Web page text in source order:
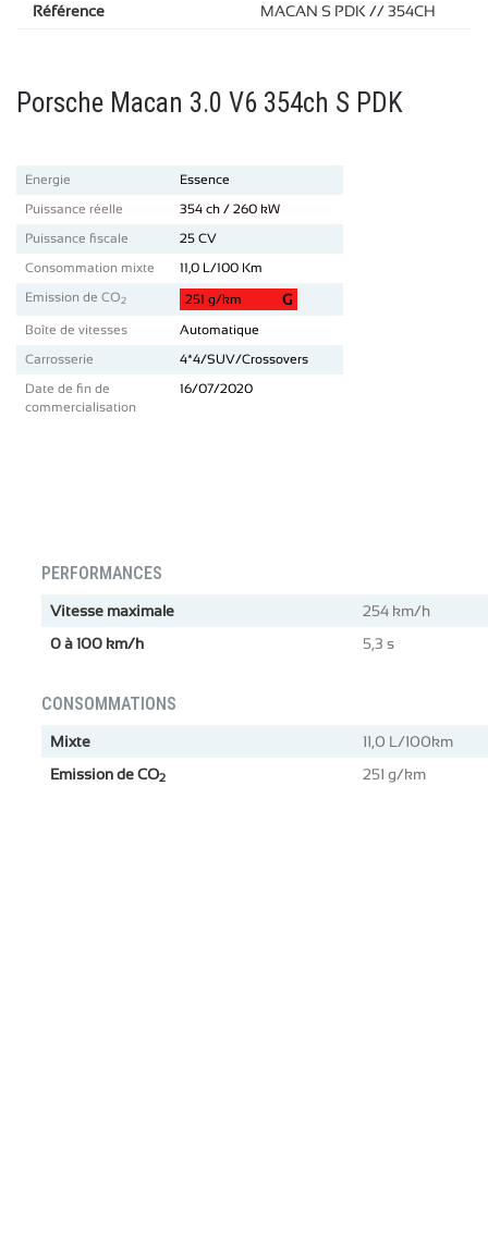
Référence MACAN S PDK // 354CH
Porsche Macan 3.0 V6 354ch S PDK
Energie
Essence
Puissance réelle
354 ch / 260 kW
Puissance fiscale
25 CV
Consommation mixte
11,0 L/100 Km
Emission de CO2 251 g/km G
Boîte de vitesses
Automatique
Carrosserie
4*4/SUV/Crossovers
Date de fin de
commercialisation
16/07/2020
PERFORMANCES
Vitesse maximale
254 km/h
0 à 100 km/h
5,3 s
CONSOMMATIONS
Mixte
11,0 L/100km
Emission de CO2 251 g/km